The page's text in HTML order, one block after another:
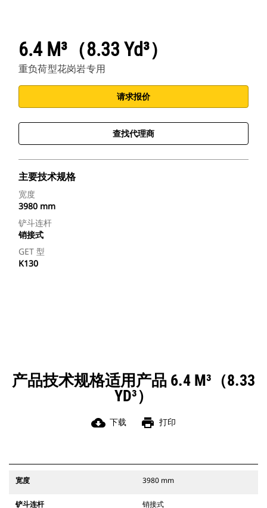
6.4 M³（8.33 Yd³）
重负荷型花岗岩专用
请求报价
查找代理商
主要技术规格
宽度
3980 mm
铲斗连杆
销接式
GET 型
K130
产品技术规格适用产品 6.4 M³（8.33
YD³）
cloud_download 下载 print 打印
宽度 3980 mm
铲斗连杆 销接式